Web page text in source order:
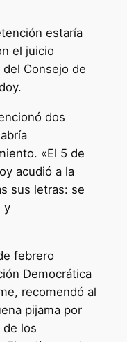
estaría
el juicio
Consejo de
dos
«El 5 de
acudió a la
sus letras: se
y
febrero
Democrática
recomendó al
pijama por
de los